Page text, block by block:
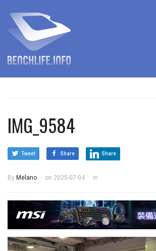
IMG_9584
Tweet Share Share
By Melano on 2025-07-04 in